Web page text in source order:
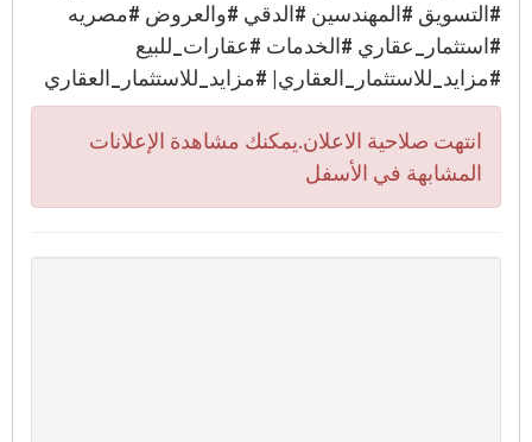
#التسويق #المهندسين #الدقي #والعروض #مصريه
#استثمار_عقاري #الخدمات #عقارات_للبيع
#مزايد_للاستثمار_العقاري| #مزايد_للاستثمار_العقاري
انتهت صلاحية الاعلان.يمكنك مشاهدة الإعلانات
المشابهة في الأسفل